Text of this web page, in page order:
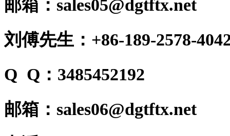
邮箱：sales05@dgtftx.net
刘傅先生：+86-189-2578-
Q Q：3485452192
邮箱：sales06@dgtftx.net